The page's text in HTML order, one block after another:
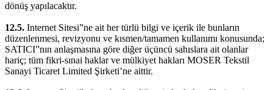
dönüş yapılacaktır.
12.5. Internet Sitesi”ne ait her türlü bilgi ve içerik ile bunların
düzenlenmesi, revizyonu ve kısmen/tamamen kullanımı konusunda;
SATICI”nın anlaşmasına göre diğer üçüncü sahıslara ait olanlar
hariç; tüm fikri-sınai haklar ve mülkiyet hakları MOSER Tekstil
Sanayi Ticaret Limited Şirketi’ne aittir.